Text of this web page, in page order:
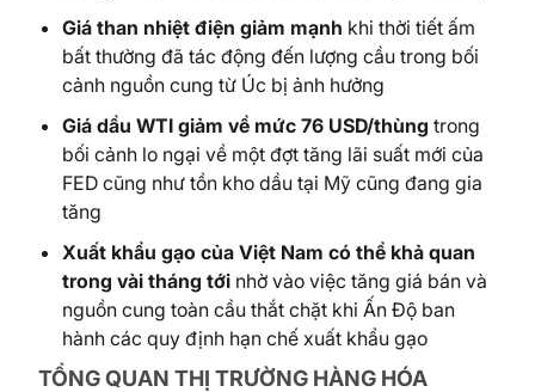
Giá than nhiệt điện giảm mạnh khi thời tiết ấm
bất thường đã tác động đến lượng cầu trong bối
cảnh nguồn cung từ Úc bị ảnh hưởng
Giá dầu WTI giảm về mức 76 USD/thùng trong
bối cảnh lo ngại về một đợt tăng lãi suất mới của
FED cũng như tồn kho dầu tại Mỹ cũng đang gia
tăng
Xuất khẩu gạo của Việt Nam có thể khả quan
trong vài tháng tới nhờ vào việc tăng giá bán và
nguồn cung toàn cầu thắt chặt khi Ấn Độ ban
hành các quy định hạn chế xuất khẩu gạo
TỔNG QUAN THỊ TRƯỜNG HÀNG HÓA